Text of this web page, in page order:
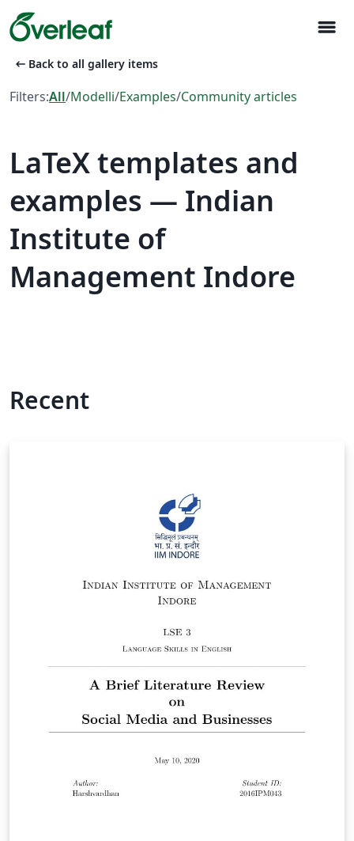
menu
arrow_left_alt Back to all gallery items
Filters:All/Modelli/Examples/Community articles
LaTeX templates and
examples — Indian
Institute of
Management Indore
Recent